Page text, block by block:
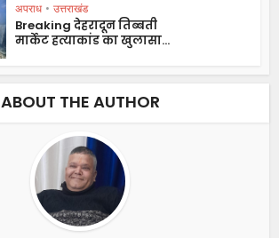
अपराध • उत्तराखंड
Breaking देहरादून तिब्बती
मार्केट हत्याकांड का खुलासा...
ABOUT THE AUTHOR